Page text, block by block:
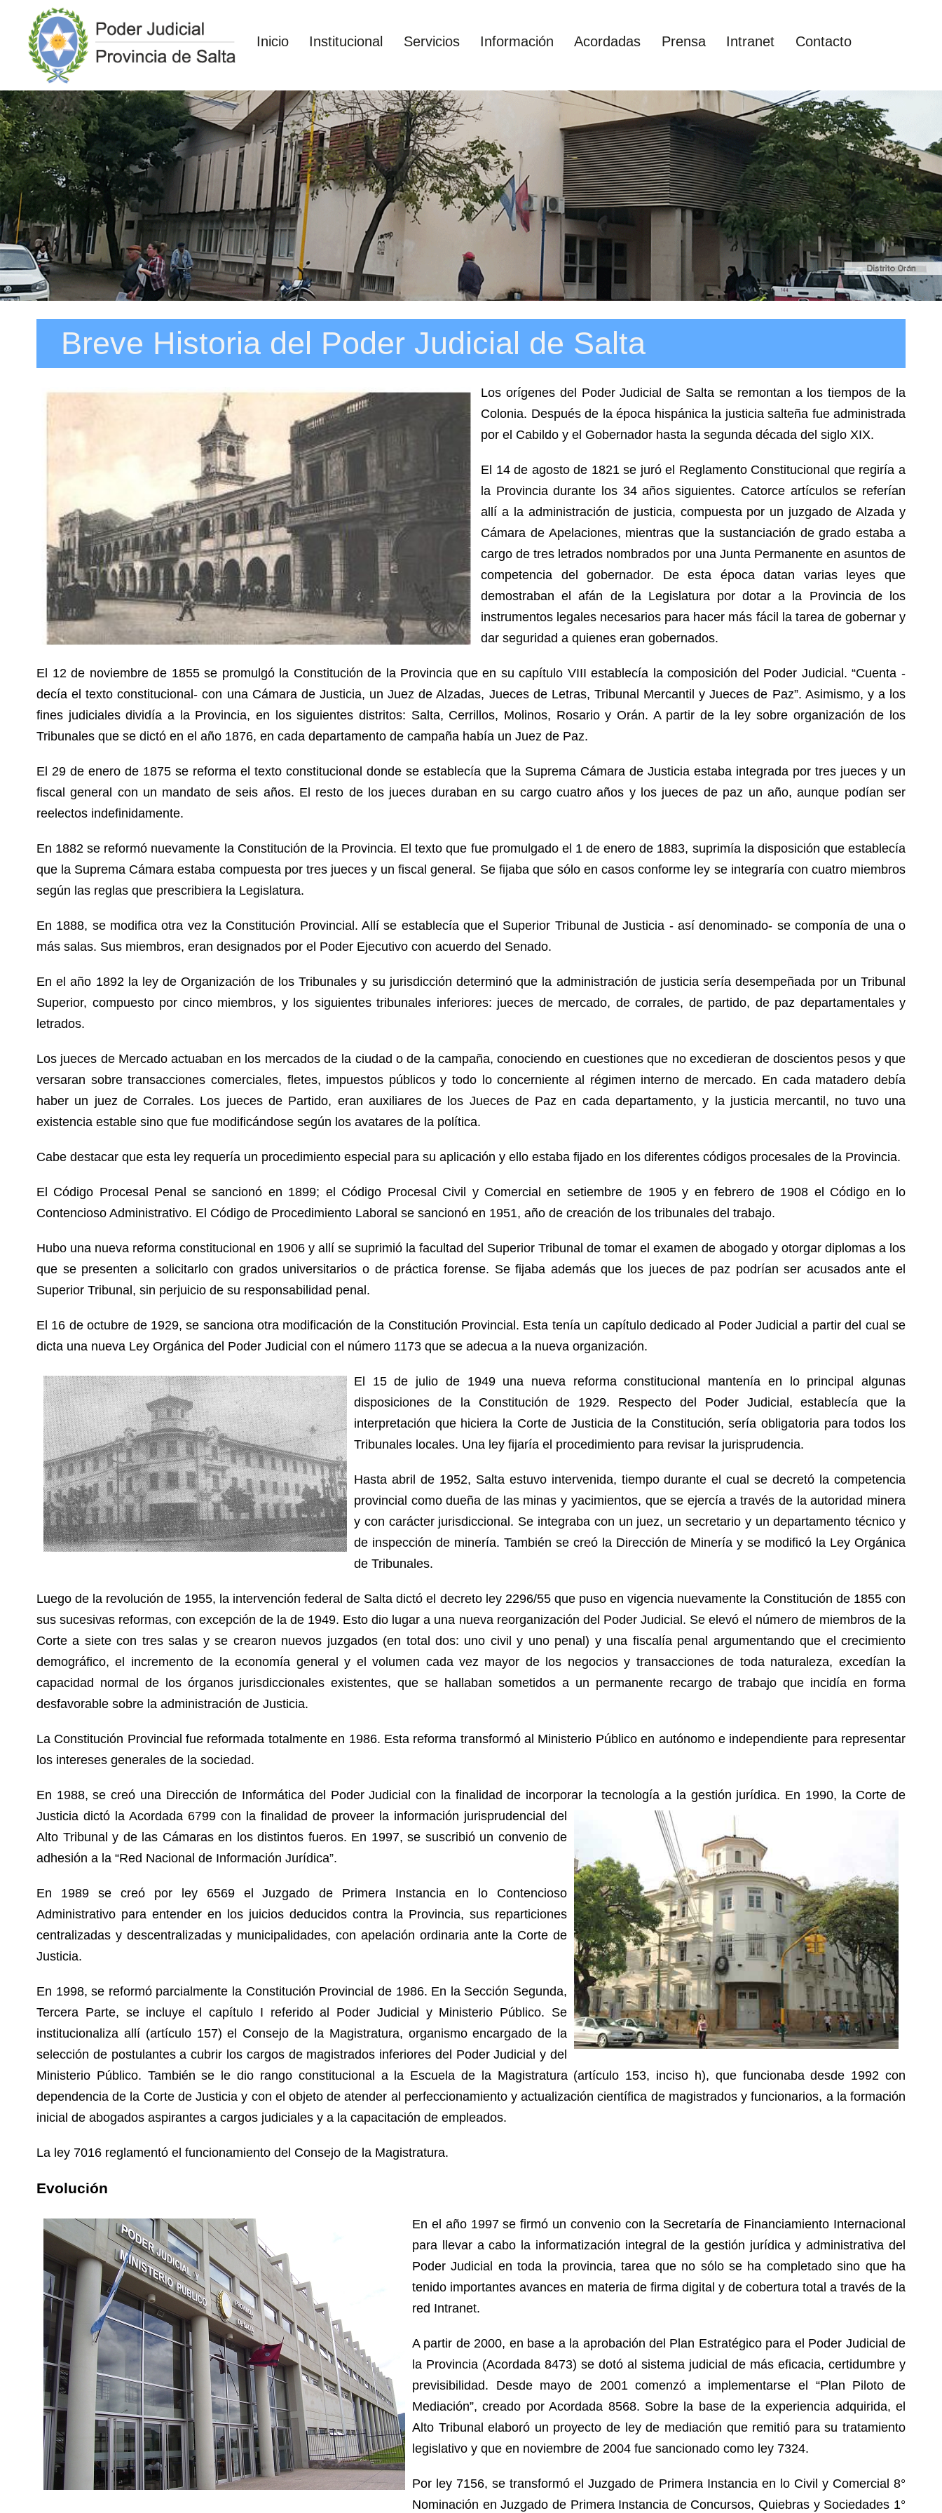
Inicio Institucional Servicios Información Acordadas Prensa Intranet Contacto
Breve Historia del Poder Judicial de Salta
Los orígenes del Poder Judicial de Salta se remontan a los tiempos de la
Colonia. Después de la época hispánica la justicia salteña fue administrada
por el Cabildo y el Gobernador hasta la segunda década del siglo XIX.
El 14 de agosto de 1821 se juró el Reglamento Constitucional que regiría a
la Provincia durante los 34 años siguientes. Catorce artículos se referían
allí a la administración de justicia, compuesta por un juzgado de Alzada y
Cámara de Apelaciones, mientras que la sustanciación de grado estaba a
cargo de tres letrados nombrados por una Junta Permanente en asuntos de
competencia del gobernador. De esta época datan varias leyes que
demostraban el afán de la Legislatura por dotar a la Provincia de los
instrumentos legales necesarios para hacer más fácil la tarea de gobernar y
dar seguridad a quienes eran gobernados.
El 12 de noviembre de 1855 se promulgó la Constitución de la Provincia que en su capítulo VIII establecía la composición del Poder Judicial. “Cuenta -
decía el texto constitucional- con una Cámara de Justicia, un Juez de Alzadas, Jueces de Letras, Tribunal Mercantil y Jueces de Paz”. Asimismo, y a los
fines judiciales dividía a la Provincia, en los siguientes distritos: Salta, Cerrillos, Molinos, Rosario y Orán. A partir de la ley sobre organización de los
Tribunales que se dictó en el año 1876, en cada departamento de campaña había un Juez de Paz.
El 29 de enero de 1875 se reforma el texto constitucional donde se establecía que la Suprema Cámara de Justicia estaba integrada por tres jueces y un
fiscal general con un mandato de seis años. El resto de los jueces duraban en su cargo cuatro años y los jueces de paz un año, aunque podían ser
reelectos indefinidamente.
En 1882 se reformó nuevamente la Constitución de la Provincia. El texto que fue promulgado el 1 de enero de 1883, suprimía la disposición que establecía
que la Suprema Cámara estaba compuesta por tres jueces y un fiscal general. Se fijaba que sólo en casos conforme ley se integraría con cuatro miembros
según las reglas que prescribiera la Legislatura.
En 1888, se modifica otra vez la Constitución Provincial. Allí se establecía que el Superior Tribunal de Justicia - así denominado- se componía de una o
más salas. Sus miembros, eran designados por el Poder Ejecutivo con acuerdo del Senado.
En el año 1892 la ley de Organización de los Tribunales y su jurisdicción determinó que la administración de justicia sería desempeñada por un Tribunal
Superior, compuesto por cinco miembros, y los siguientes tribunales inferiores: jueces de mercado, de corrales, de partido, de paz departamentales y
letrados.
Los jueces de Mercado actuaban en los mercados de la ciudad o de la campaña, conociendo en cuestiones que no excedieran de doscientos pesos y que
versaran sobre transacciones comerciales, fletes, impuestos públicos y todo lo concerniente al régimen interno de mercado. En cada matadero debía
haber un juez de Corrales. Los jueces de Partido, eran auxiliares de los Jueces de Paz en cada departamento, y la justicia mercantil, no tuvo una
existencia estable sino que fue modificándose según los avatares de la política.
Cabe destacar que esta ley requería un procedimiento especial para su aplicación y ello estaba fijado en los diferentes códigos procesales de la Provincia.
El Código Procesal Penal se sancionó en 1899; el Código Procesal Civil y Comercial en setiembre de 1905 y en febrero de 1908 el Código en lo
Contencioso Administrativo. El Código de Procedimiento Laboral se sancionó en 1951, año de creación de los tribunales del trabajo.
Hubo una nueva reforma constitucional en 1906 y allí se suprimió la facultad del Superior Tribunal de tomar el examen de abogado y otorgar diplomas a los
que se presenten a solicitarlo con grados universitarios o de práctica forense. Se fijaba además que los jueces de paz podrían ser acusados ante el
Superior Tribunal, sin perjuicio de su responsabilidad penal.
El 16 de octubre de 1929, se sanciona otra modificación de la Constitución Provincial. Esta tenía un capítulo dedicado al Poder Judicial a partir del cual se
dicta una nueva Ley Orgánica del Poder Judicial con el número 1173 que se adecua a la nueva organización.
El 15 de julio de 1949 una nueva reforma constitucional mantenía en lo principal algunas
disposiciones de la Constitución de 1929. Respecto del Poder Judicial, establecía que la
interpretación que hiciera la Corte de Justicia de la Constitución, sería obligatoria para todos los
Tribunales locales. Una ley fijaría el procedimiento para revisar la jurisprudencia.
Hasta abril de 1952, Salta estuvo intervenida, tiempo durante el cual se decretó la competencia
provincial como dueña de las minas y yacimientos, que se ejercía a través de la autoridad minera
y con carácter jurisdiccional. Se integraba con un juez, un secretario y un departamento técnico y
de inspección de minería. También se creó la Dirección de Minería y se modificó la Ley Orgánica
de Tribunales.
Luego de la revolución de 1955, la intervención federal de Salta dictó el decreto ley 2296/55 que puso en vigencia nuevamente la Constitución de 1855 con
sus sucesivas reformas, con excepción de la de 1949. Esto dio lugar a una nueva reorganización del Poder Judicial. Se elevó el número de miembros de la
Corte a siete con tres salas y se crearon nuevos juzgados (en total dos: uno civil y uno penal) y una fiscalía penal argumentando que el crecimiento
demográfico, el incremento de la economía general y el volumen cada vez mayor de los negocios y transacciones de toda naturaleza, excedían la
capacidad normal de los órganos jurisdiccionales existentes, que se hallaban sometidos a un permanente recargo de trabajo que incidía en forma
desfavorable sobre la administración de Justicia.
La Constitución Provincial fue reformada totalmente en 1986. Esta reforma transformó al Ministerio Público en autónomo e independiente para representar
los intereses generales de la sociedad.
En 1988, se creó una Dirección de Informática del Poder Judicial con la finalidad de incorporar la tecnología a la gestión jurídica. En 1990, la Corte de
Justicia dictó la Acordada 6799 con la finalidad de proveer la información jurisprudencial del
Alto Tribunal y de las Cámaras en los distintos fueros. En 1997, se suscribió un convenio de
adhesión a la “Red Nacional de Información Jurídica”.
En 1989 se creó por ley 6569 el Juzgado de Primera Instancia en lo Contencioso
Administrativo para entender en los juicios deducidos contra la Provincia, sus reparticiones
centralizadas y descentralizadas y municipalidades, con apelación ordinaria ante la Corte de
Justicia.
En 1998, se reformó parcialmente la Constitución Provincial de 1986. En la Sección Segunda,
Tercera Parte, se incluye el capítulo I referido al Poder Judicial y Ministerio Público. Se
institucionaliza allí (artículo 157) el Consejo de la Magistratura, organismo encargado de la
selección de postulantes a cubrir los cargos de magistrados inferiores del Poder Judicial y del
Ministerio Público. También se le dio rango constitucional a la Escuela de la Magistratura (artículo 153, inciso h), que funcionaba desde 1992 con
dependencia de la Corte de Justicia y con el objeto de atender al perfeccionamiento y actualización científica de magistrados y funcionarios, a la formación
inicial de abogados aspirantes a cargos judiciales y a la capacitación de empleados.
La ley 7016 reglamentó el funcionamiento del Consejo de la Magistratura.
Evolución
En el año 1997 se firmó un convenio con la Secretaría de Financiamiento Internacional
para llevar a cabo la informatización integral de la gestión jurídica y administrativa del
Poder Judicial en toda la provincia, tarea que no sólo se ha completado sino que ha
tenido importantes avances en materia de firma digital y de cobertura total a través de la
red Intranet.
A partir de 2000, en base a la aprobación del Plan Estratégico para el Poder Judicial de
la Provincia (Acordada 8473) se dotó al sistema judicial de más eficacia, certidumbre y
previsibilidad. Desde mayo de 2001 comenzó a implementarse el “Plan Piloto de
Mediación”, creado por Acordada 8568. Sobre la base de la experiencia adquirida, el
Alto Tribunal elaboró un proyecto de ley de mediación que remitió para su tratamiento
legislativo y que en noviembre de 2004 fue sancionado como ley 7324.
Por ley 7156, se transformó el Juzgado de Primera Instancia en lo Civil y Comercial 8°
Nominación en Juzgado de Primera Instancia de Concursos, Quiebras y Sociedades 1°